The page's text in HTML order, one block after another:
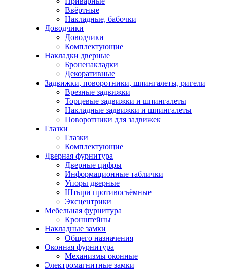
Ввёртные
Накладные, бабочки
Доводчики
Доводчики
Комплектующие
Накладки дверные
Броненакладки
Декоративные
Задвижки, поворотники, шпингалеты, ригели
Врезные задвижки
Торцевые задвижки и шпингалеты
Накладные задвижки и шпингалеты
Поворотники для задвижек
Глазки
Глазки
Комплектующие
Дверная фурнитура
Дверные цифры
Информационные таблички
Упоры дверные
Штыри противосъёмные
Эксцентрики
Мебельная фурнитура
Кронштейны
Накладные замки
Общего назначения
Оконная фурнитура
Механизмы оконные
Электромагнитные замки